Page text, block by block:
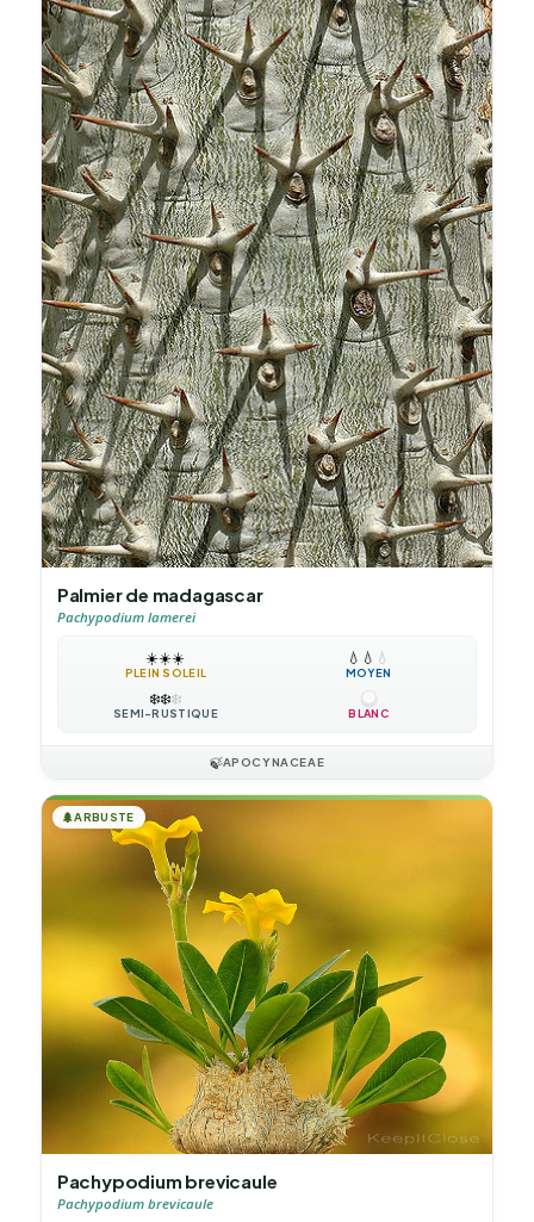
Palmier de madagascar
Pachypodium lamerei
☀️☀️☀️
PLEIN SOLEIL
💧 💧 💧
MOYEN
❄️❄️❄️
SEMI-RUSTIQUE BLANC
🍃APOCYNACEAE
🌲ARBUSTE
Pachypodium brevicaule
Pachypodium brevicaule